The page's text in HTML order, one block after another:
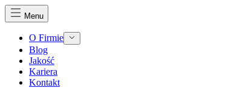
Menu
O Firmie
Blog
Jakość
Kariera
Kontakt